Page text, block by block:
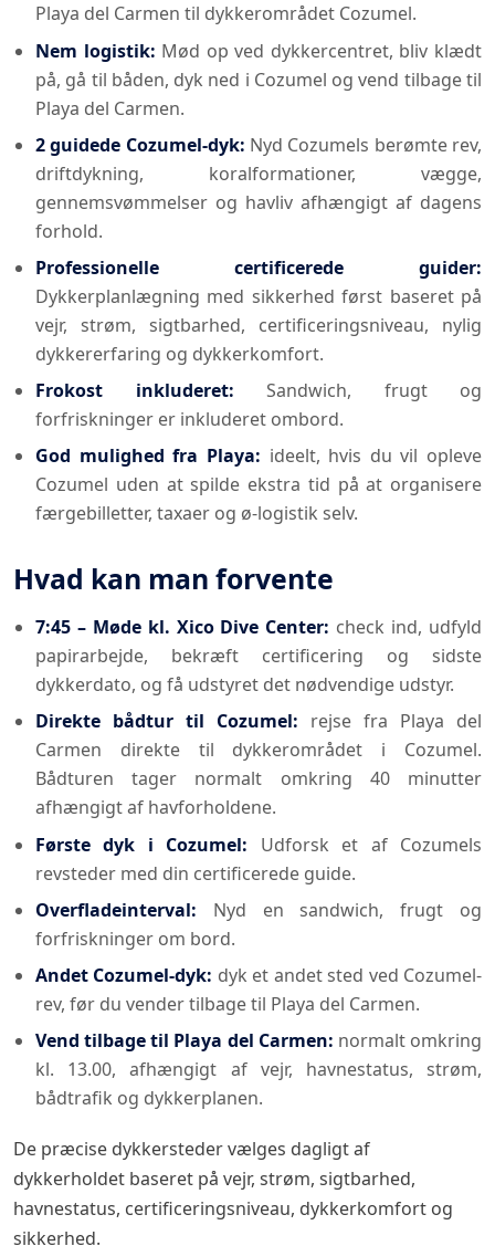
Playa del Carmen til dykkerområdet Cozumel.
Nem logistik: Mød op ved dykkercentret, bliv klædt
på, gå til båden, dyk ned i Cozumel og vend tilbage til
Playa del Carmen.
2 guidede Cozumel-dyk: Nyd Cozumels berømte rev,
driftdykning, koralformationer, vægge,
gennemsvømmelser og havliv afhængigt af dagens
forhold.
Professionelle certificerede guider:
Dykkerplanlægning med sikkerhed først baseret på
vejr, strøm, sigtbarhed, certificeringsniveau, nylig
dykkererfaring og dykkerkomfort.
Frokost inkluderet: Sandwich, frugt og
forfriskninger er inkluderet ombord.
God mulighed fra Playa: ideelt, hvis du vil opleve
Cozumel uden at spilde ekstra tid på at organisere
færgebilletter, taxaer og ø-logistik selv.
Hvad kan man forvente
7:45 – Møde kl. Xico Dive Center: check ind, udfyld
papirarbejde, bekræft certificering og sidste
dykkerdato, og få udstyret det nødvendige udstyr.
Direkte bådtur til Cozumel: rejse fra Playa del
Carmen direkte til dykkerområdet i Cozumel.
Bådturen tager normalt omkring 40 minutter
afhængigt af havforholdene.
Første dyk i Cozumel: Udforsk et af Cozumels
revsteder med din certificerede guide.
Overfladeinterval: Nyd en sandwich, frugt og
forfriskninger om bord.
Andet Cozumel-dyk: dyk et andet sted ved Cozumel-
rev, før du vender tilbage til Playa del Carmen.
Vend tilbage til Playa del Carmen: normalt omkring
kl. 13.00, afhængigt af vejr, havnestatus, strøm,
bådtrafik og dykkerplanen.
De præcise dykkersteder vælges dagligt af
dykkerholdet baseret på vejr, strøm, sigtbarhed,
havnestatus, certificeringsniveau, dykkerkomfort og
sikkerhed.